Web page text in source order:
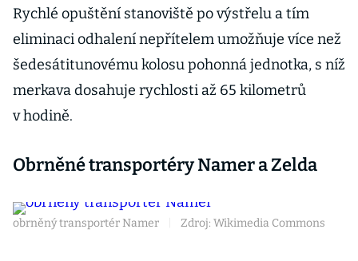
Rychlé opuštění stanoviště po výstřelu a tím
eliminaci odhalení nepřítelem umožňuje více než
šedesátitunovému kolosu pohonná jednotka, s níž
merkava dosahuje rychlosti až 65 kilometrů
v hodině.
Obrněné transportéry Namer a Zelda
obrněný transportér Namer Zdroj: Wikimedia Commons